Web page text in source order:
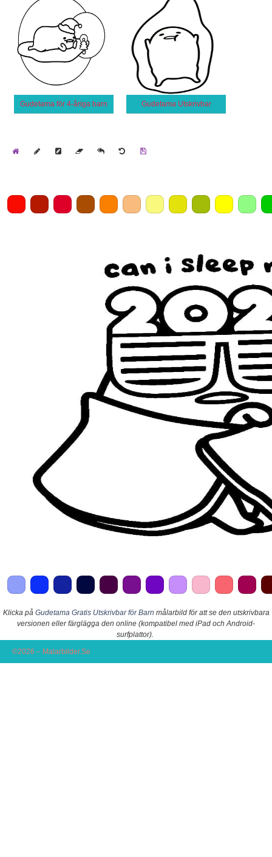
Gudetama för 4-åriga barn Gudetama Utskrivbar
Klicka på Gudetama Gratis Utskrivbar för Barn målarbild för att se den utskrivbara
versionen eller färglägga den online (kompatibel med iPad och Android-
surfplattor).
©2026 – Malarbilder.Se